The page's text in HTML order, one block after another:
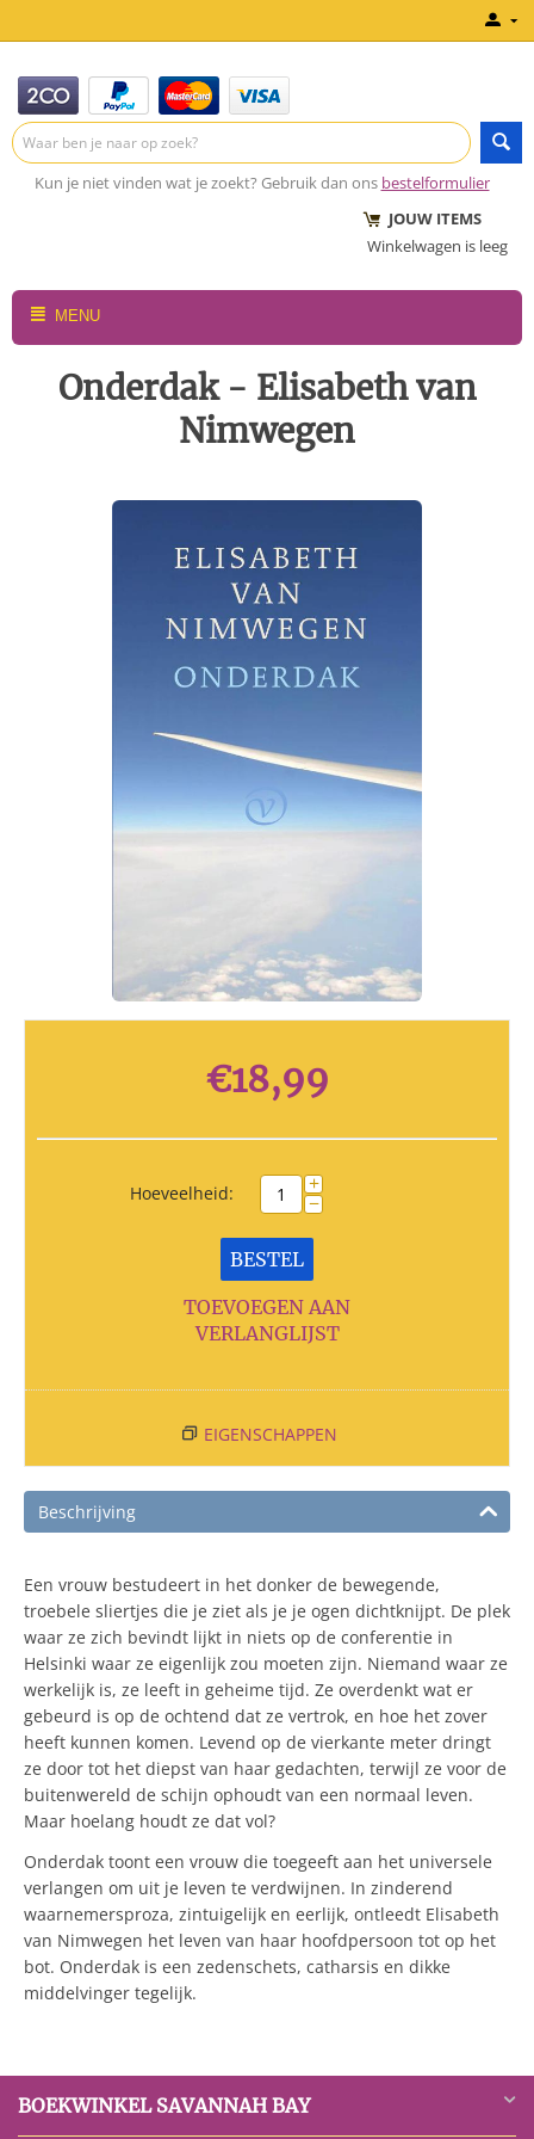
Kun je niet vinden wat je zoekt? Gebruik dan ons bestelformulier
JOUW ITEMS
Winkelwagen is leeg
MENU
Onderdak - Elisabeth van
Nimwegen
€18,99
Hoeveelheid: +
−
BESTEL
TOEVOEGEN AAN
VERLANGLIJST
EIGENSCHAPPEN
Beschrijving
Een vrouw bestudeert in het donker de bewegende,
troebele sliertjes die je ziet als je je ogen dichtknijpt. De plek
waar ze zich bevindt lijkt in niets op de conferentie in
Helsinki waar ze eigenlijk zou moeten zijn. Niemand waar ze
werkelijk is, ze leeft in geheime tijd. Ze overdenkt wat er
gebeurd is op de ochtend dat ze vertrok, en hoe het zover
heeft kunnen komen. Levend op de vierkante meter dringt
ze door tot het diepst van haar gedachten, terwijl ze voor de
buitenwereld de schijn ophoudt van een normaal leven.
Maar hoelang houdt ze dat vol?
Onderdak toont een vrouw die toegeeft aan het universele
verlangen om uit je leven te verdwijnen. In zinderend
waarnemersproza, zintuigelijk en eerlijk, ontleedt Elisabeth
van Nimwegen het leven van haar hoofdpersoon tot op het
bot. Onderdak is een zedenschets, catharsis en dikke
middelvinger tegelijk.
BOEKWINKEL SAVANNAH BAY